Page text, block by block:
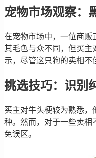
宠物市场观察：
在宠物市场中，一位商贩
其毛色与众不同，但买主
示，尽管这只狗的卖相不
挑选技巧：识别
买主对牛头梗较为熟悉
种。然而，对于一些卖相
免误区。